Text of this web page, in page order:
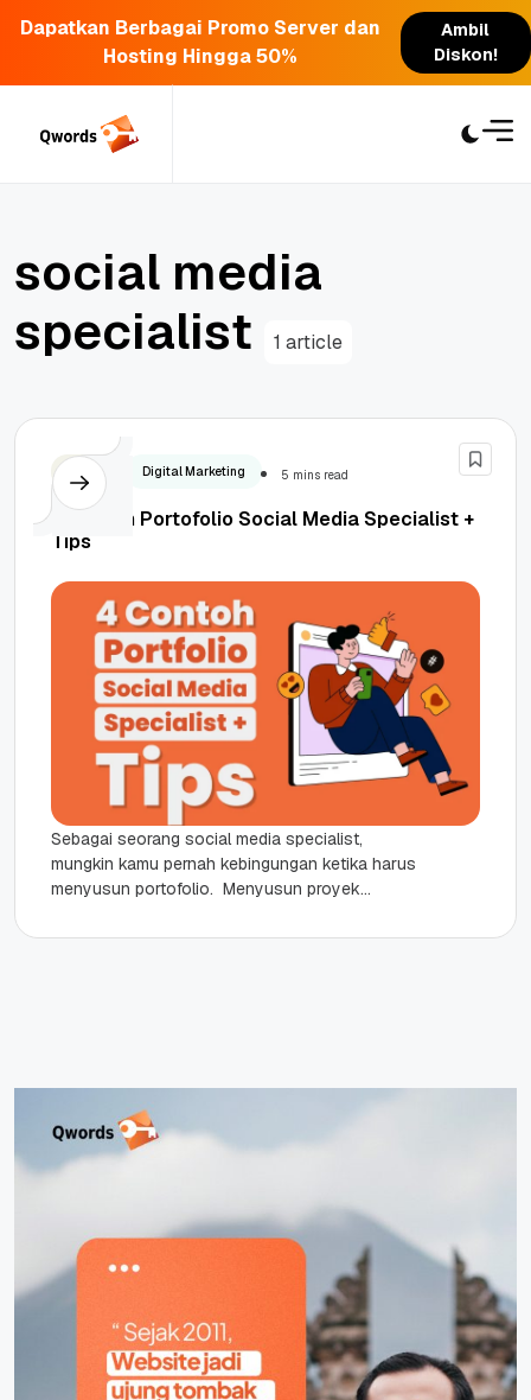
Dapatkan Berbagai Promo Server dan
Hosting Hingga 50%
Ambil
Diskon!
social media
specialist 1 article
Design Digital Marketing 5 mins read
4 Contoh Portofolio Social Media Specialist +
Tips
Sebagai seorang social media specialist,
mungkin kamu pernah kebingungan ketika harus
menyusun portofolio. Menyusun proyek
baik bisa membantu calon...